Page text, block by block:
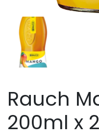
Rauch
200ml x